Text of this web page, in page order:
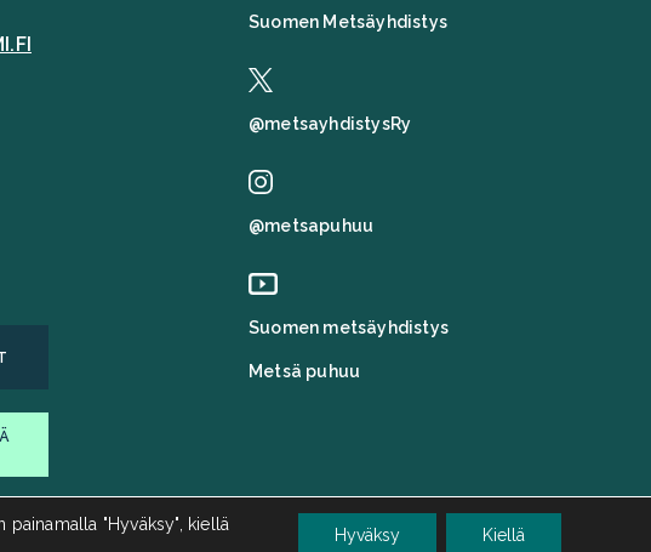
Suomen Metsäyhdistys
@metsayhdistysRy
@metsapuhuu
Suomen metsäyhdistys
Metsä puhuu
painamalla "Hyväksy", kiellä
Hyväksy Kiellä